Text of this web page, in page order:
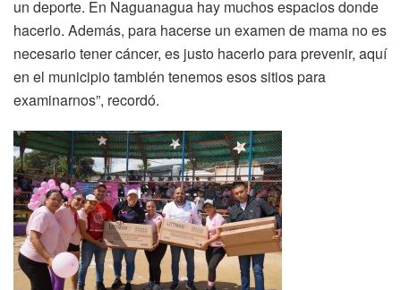
un deporte. En Naguanagua hay muchos espacios donde
hacerlo. Además, para hacerse un examen de mama no es
necesario tener cáncer, es justo hacerlo para prevenir, aquí
en el municipio también tenemos esos sitios para
examinarnos”, recordó.